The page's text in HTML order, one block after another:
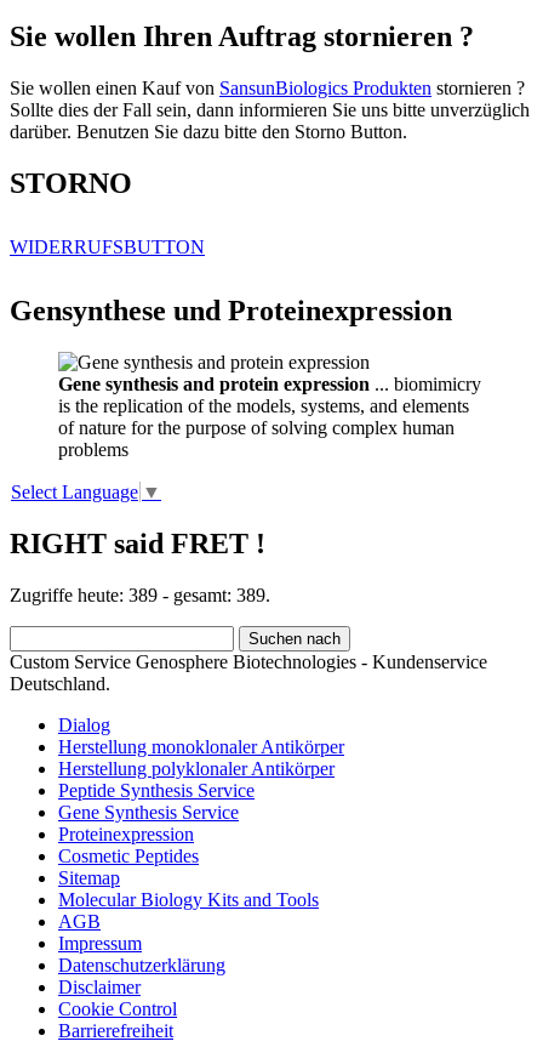
Sie wollen Ihren Auftrag stornieren ?
Sie wollen einen Kauf von SansunBiologics Produkten stornieren ?
Sollte dies der Fall sein, dann informieren Sie uns bitte unverzüglich
darüber. Benutzen Sie dazu bitte den Storno Button.
STORNO
WIDERRUFSBUTTON
Gensynthese und Proteinexpression
Gene synthesis and protein expression ... biomimicry
is the replication of the models, systems, and elements
of nature for the purpose of solving complex human
problems
Select Language ▼
RIGHT said FRET !
Zugriffe heute: 389 - gesamt: 389.
Custom Service Genosphere Biotechnologies - Kundenservice
Deutschland.
Dialog
Herstellung monoklonaler Antikörper
Herstellung polyklonaler Antikörper
Peptide Synthesis Service
Gene Synthesis Service
Proteinexpression
Cosmetic Peptides
Sitemap
Molecular Biology Kits and Tools
AGB
Impressum
Datenschutzerklärung
Disclaimer
Cookie Control
Barrierefreiheit